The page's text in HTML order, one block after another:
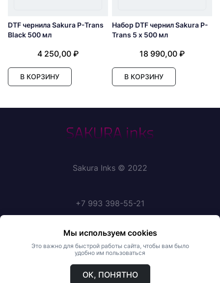
DTF чернила Sakura P-Trans
Black 500 мл
4 250,00 ₽
В КОРЗИНУ
Набор DTF чернил Sakura P-
Trans 5 x 500 мл
18 990,00 ₽
В КОРЗИНУ
Sakura Inks © 2022
+7 993 398-55-21
Политика конфиденциальности
Публичная оферта
Мы используем cookies
Это важно для быстрой работы сайта, чтобы вам было
удобно им пользоваться
ОК, ПОНЯТНО